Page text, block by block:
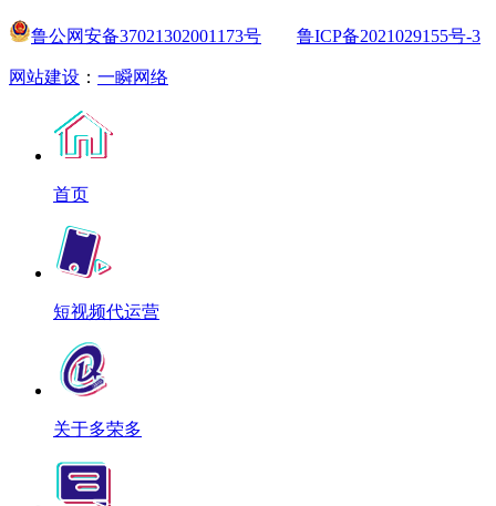
鲁公网安备37021302001173号 鲁ICP备2021029155号-3
网站建设 ： 一瞬网络
首页
短视频代运营
关于多荣多